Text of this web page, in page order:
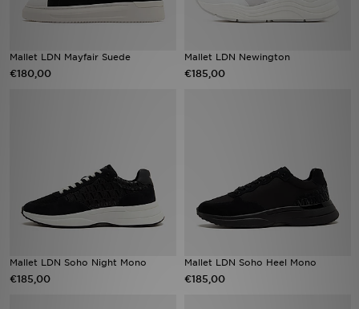
Mallet LDN Mayfair Suede
€180,00
Mallet LDN Newington
€185,00
Mallet LDN Soho Night Mono
€185,00
Mallet LDN Soho Heel Mono
€185,00
Klantenservice
Wie wij zijn